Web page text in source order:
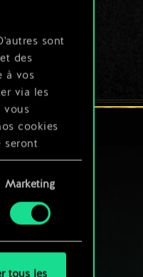
sont
des
à vos
via les
vous
cookies
seront
Marketing